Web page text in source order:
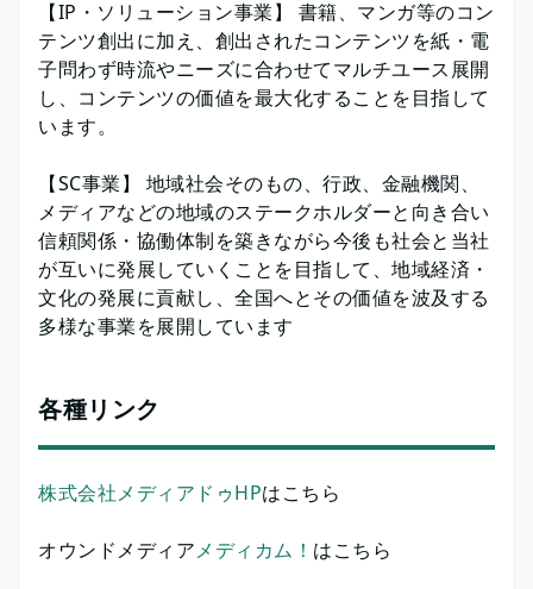
【IP・ソリューション事業】 書籍、マンガ等のコン
テンツ創出に加え、創出されたコンテンツを紙・電
子問わず時流やニーズに合わせてマルチユース展開
し、コンテンツの価値を最大化することを目指して
います。
【SC事業】 地域社会そのもの、行政、金融機関、
メディアなどの地域のステークホルダーと向き合い
信頼関係・協働体制を築きながら今後も社会と当社
が互いに発展していくことを目指して、地域経済・
文化の発展に貢献し、全国へとその価値を波及する
多様な事業を展開しています
各種リンク
株式会社メディアドゥHPはこちら
オウンドメディアメディカム！ はこちら